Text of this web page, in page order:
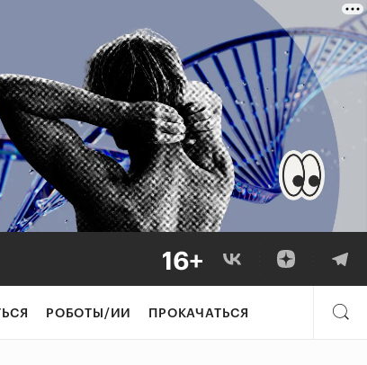
РОБОТЫ/ИИ ПРОКАЧАТЬСЯ